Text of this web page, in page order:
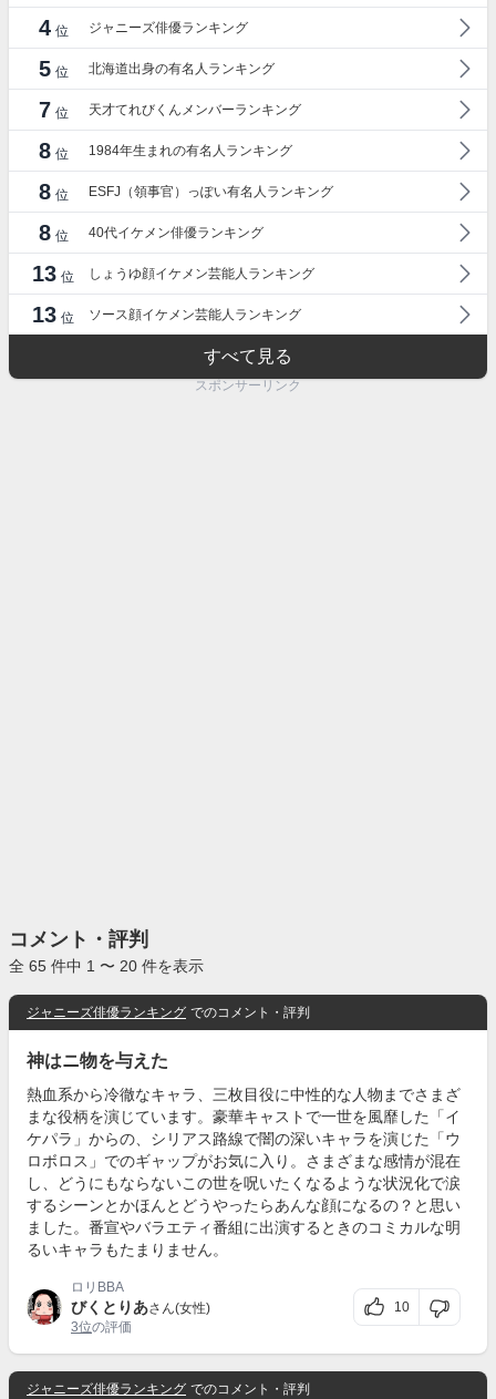
4 位 ジャニーズ俳優ランキング
5 位 北海道出身の有名人ランキング
7 位 天才てれびくんメンバーランキング
8 位 1984年生まれの有名人ランキング
8 位 ESFJ（領事官）っぽい有名人ランキング
8 位 40代イケメン俳優ランキング
13 位 しょうゆ顔イケメン芸能人ランキング
13 位 ソース顔イケメン芸能人ランキング
すべて見る
スポンサーリンク
コメント・評判
全 65 件中 1 〜 20 件を表示
ジャニーズ俳優ランキング でのコメント・評判
神はニ物を与えた
熱血系から冷徹なキャラ、三枚目役に中性的な人物までさまざ
まな役柄を演じています。豪華キャストで一世を風靡した「イ
ケパラ」からの、シリアス路線で闇の深いキャラを演じた「ウ
ロボロス」でのギャップがお気に入り。さまざまな感情が混在
し、どうにもならないこの世を呪いたくなるような状況化で涙
するシーンとかほんとどうやったらあんな顔になるの？と思い
ました。番宣やバラエティ番組に出演するときのコミカルな明
るいキャラもたまりません。
ロリBBA
びくとりあさん(女性)
3位の評価
10
ジャニーズ俳優ランキング でのコメント・評判